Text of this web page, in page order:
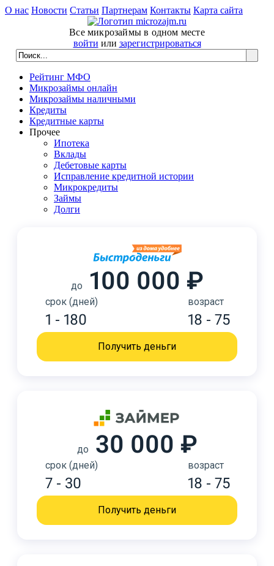
О нас Новости Статьи Партнерам Контакты Карта сайта
Все микрозаймы в одном месте
войти или зарегистрироваться
Рейтинг МФО
Микрозаймы онлайн
Микрозаймы наличными
Кредиты
Кредитные карты
Прочее
Ипотека
Вклады
Дебетовые карты
Исправление кредитной истории
Микрокредиты
Займы
Долги
до 100 000 ₽
срок (дней)
1 - 180
возраст
18 - 75
Получить деньги
до 30 000 ₽
срок (дней)
7 - 30
возраст
18 - 75
Получить деньги